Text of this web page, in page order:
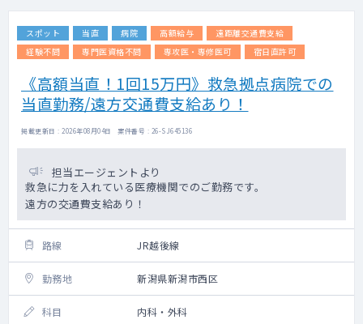
スポット 当直 病院 高額給与
遠距離交通費支給
経験不問
専門医資格不問 専攻医・専修医可 宿日直許可
《高額当直！1回15万円》救急拠点病院での
当直勤務/遠方交通費支給あり！
掲載更新日 : 2026年08月04日 案件番号 : 26-SJ645136
担当エージェントより
救急に力を入れている医療機関でのご勤務です。
遠方の交通費支給あり！
路線 JR越後線
勤務地 新潟県新潟市西区
科目 内科・外科